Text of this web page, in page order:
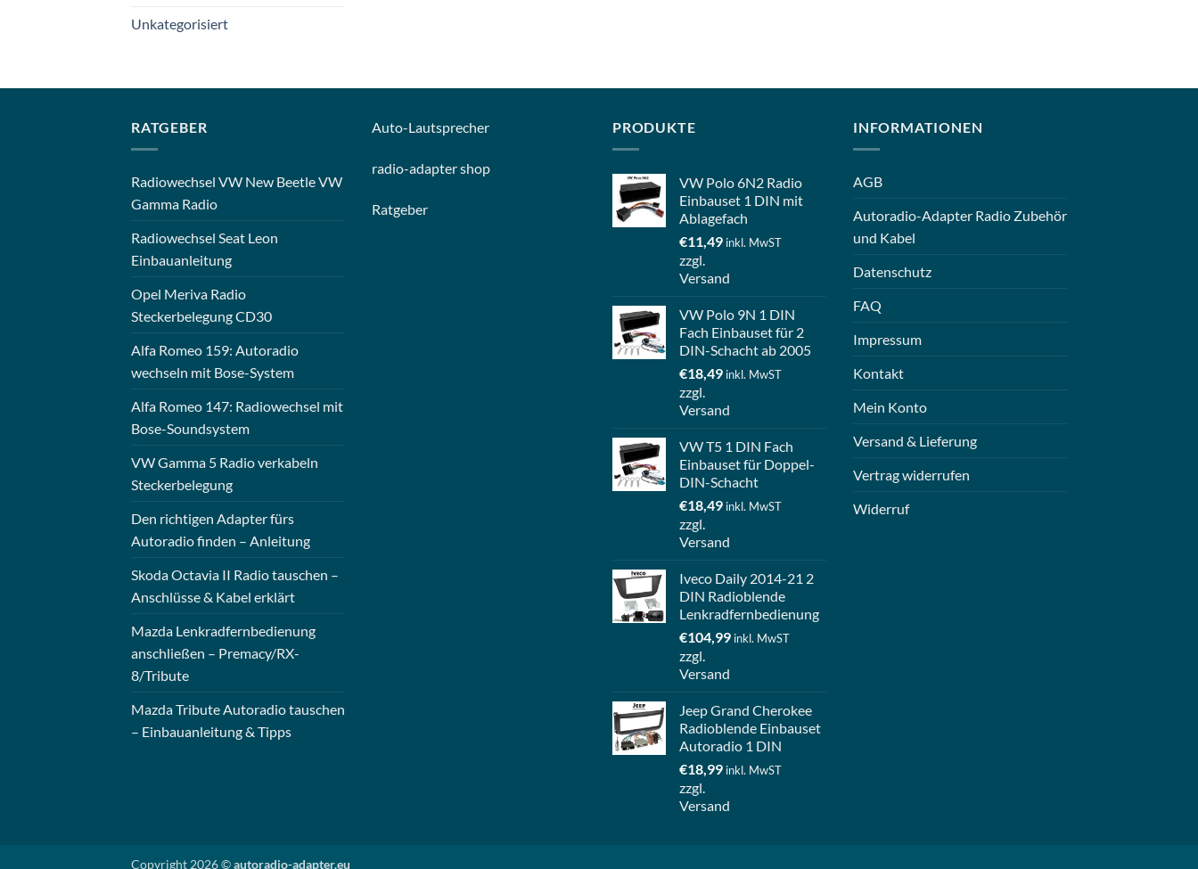
Unkategorisiert
RATGEBER
Radiowechsel VW New Beetle VW
Gamma Radio
Radiowechsel Seat Leon
Einbauanleitung
Opel Meriva Radio
Steckerbelegung CD30
Alfa Romeo 159: Autoradio
wechseln mit Bose-System
Alfa Romeo 147: Radiowechsel mit
Bose-Soundsystem
VW Gamma 5 Radio verkabeln
Steckerbelegung
Den richtigen Adapter fürs
Autoradio finden – Anleitung
Skoda Octavia II Radio tauschen –
Anschlüsse & Kabel erklärt
Mazda Lenkradfernbedienung
anschließen – Premacy/RX-
8/Tribute
Mazda Tribute Autoradio tauschen
– Einbauanleitung & Tipps
Auto-Lautsprecher
radio-adapter shop
Ratgeber
PRODUKTE
VW Polo 6N2 Radio
Einbauset 1 DIN mit
Ablagefach
€11,49 inkl. MwST
zzgl.
Versand
VW Polo 9N 1 DIN
Fach Einbauset für 2
DIN-Schacht ab 2005
€18,49 inkl. MwST
zzgl.
Versand
VW T5 1 DIN Fach
Einbauset für Doppel-
DIN-Schacht
€18,49 inkl. MwST
zzgl.
Versand
Iveco Daily 2014-21 2
DIN Radioblende
Lenkradfernbedienung
€104,99 inkl. MwST
zzgl.
Versand
Jeep Grand Cherokee
Radioblende Einbauset
Autoradio 1 DIN
€18,99 inkl. MwST
zzgl.
Versand
INFORMATIONEN
AGB
Autoradio-Adapter Radio Zubehör
und Kabel
Datenschutz
FAQ
Impressum
Kontakt
Mein Konto
Versand & Lieferung
Vertrag widerrufen
Widerruf
Copyright 2026 ©autoradio-adapter.eu